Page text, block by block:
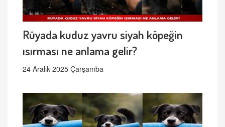
Rüyada kuduz yavru siyah köpeğin
ısırması ne anlama gelir?
24 Aralık 2025 Çarşamba